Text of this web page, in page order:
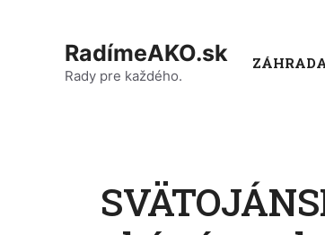
RadímeAKO.sk
Rady pre každého.